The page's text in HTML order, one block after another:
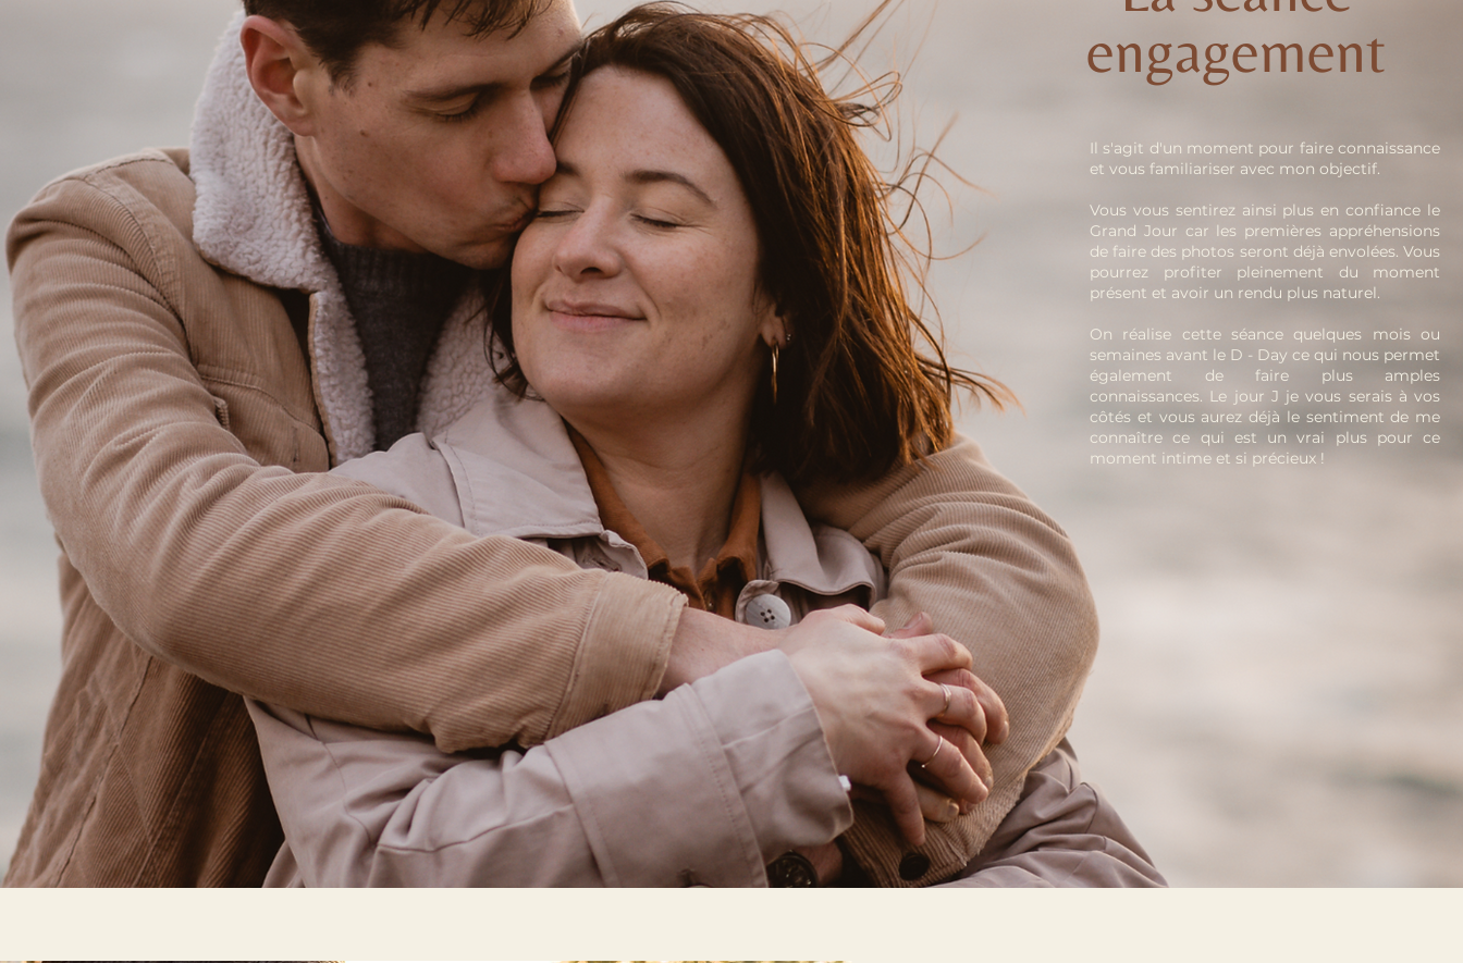
engagement
Il s'agit d'un moment pour faire connaissance
et vous familiariser avec mon objectif.
Vous vous sentirez ainsi plus en confiance le
Grand Jour car les premières appréhensions
de faire des photos seront déjà envolées. Vous
pourrez profiter pleinement du moment
présent et avoir un rendu plus naturel.
On réalise cette séance quelques mois ou
semaines avant le D - Day ce qui nous permet
également de faire plus amples
connaissances. Le jour J je vous serais à vos
côtés et vous aurez déjà le sentiment de me
connaître ce qui est un vrai plus pour ce
moment intime et si précieux !